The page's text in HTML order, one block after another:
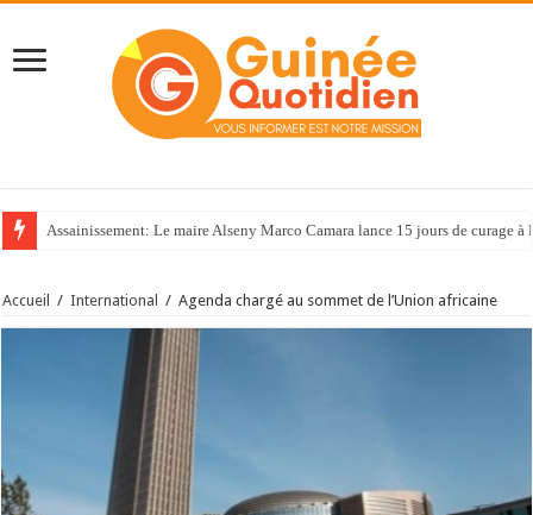
Assainissement: Le maire Alseny Marco Camara lance 15 jours de curage à
Accueil / International / Agenda chargé au sommet de l’Union africaine